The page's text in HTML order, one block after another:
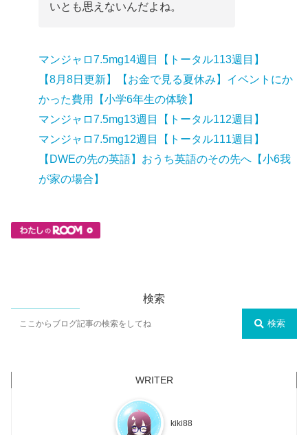
いとも思えないんだよね。
マンジャロ7.5mg14週目【トータル113週目】
【8月8日更新】【お金で見る夏休み】イベントにか
かった費用【小学6年生の体験】
マンジャロ7.5mg13週目【トータル112週目】
マンジャロ7.5mg12週目【トータル111週目】
【DWEの先の英語】おうち英語のその先へ【小6我
が家の場合】
検索
検索
kiki88